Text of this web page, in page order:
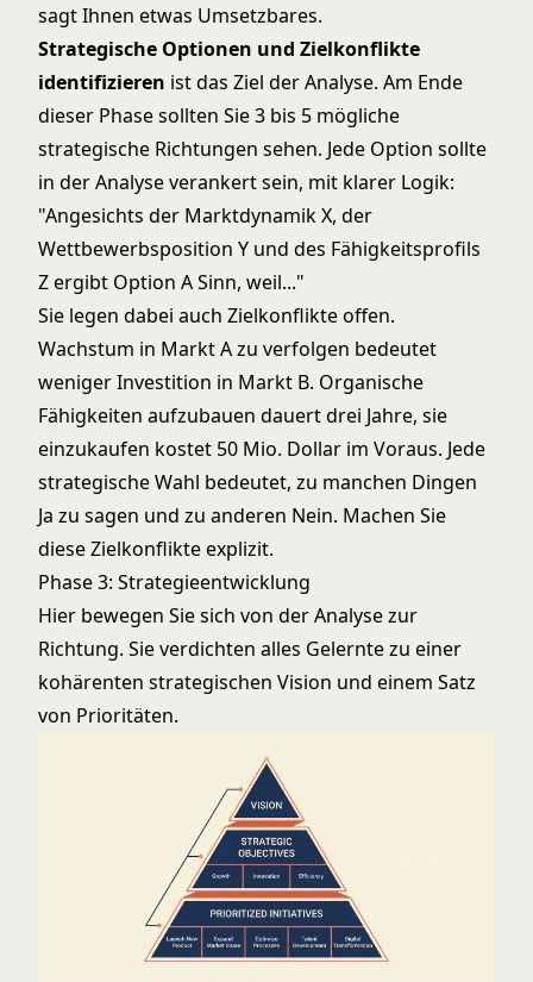
sagt Ihnen etwas Umsetzbares.
Strategische Optionen und Zielkonflikte
identifizieren ist das Ziel der Analyse. Am Ende
dieser Phase sollten Sie 3 bis 5 mögliche
strategische Richtungen sehen. Jede Option sollte
in der Analyse verankert sein, mit klarer Logik:
"Angesichts der Marktdynamik X, der
Wettbewerbsposition Y und des Fähigkeitsprofils
Z ergibt Option A Sinn, weil..."
Sie legen dabei auch Zielkonflikte offen.
Wachstum in Markt A zu verfolgen bedeutet
weniger Investition in Markt B. Organische
Fähigkeiten aufzubauen dauert drei Jahre, sie
einzukaufen kostet 50 Mio. Dollar im Voraus. Jede
strategische Wahl bedeutet, zu manchen Dingen
Ja zu sagen und zu anderen Nein. Machen Sie
diese Zielkonflikte explizit.
Phase 3: Strategieentwicklung
Hier bewegen Sie sich von der Analyse zur
Richtung. Sie verdichten alles Gelernte zu einer
kohärenten strategischen Vision und einem Satz
von Prioritäten.